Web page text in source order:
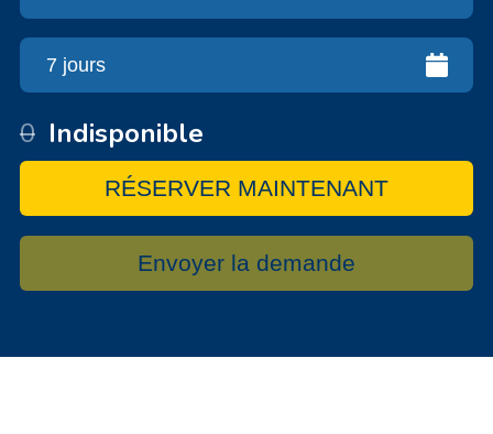
0 Indisponible
RÉSERVER MAINTENANT
Envoyer la demande